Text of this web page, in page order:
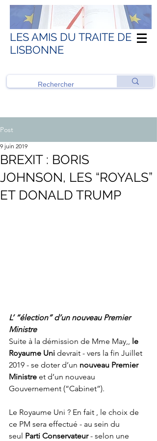
LES AMIS DU TRAITE DE
LISBONNE
Post
BREXIT : BORIS
JOHNSON, LES “ROYALS”
ET DONALD TRUMP
9 juin 2019
L’ “élection” d’un nouveau Premier
Ministre
Suite à la démission de Mme May,, le
Royaume Uni devrait - vers la fin Juillet
2019 - se doter d’un nouveau Premier
Ministre et d’un nouveau
Gouvernement (“Cabinet”).
Le Royaume Uni ? En fait , le choix de
ce PM sera effectué - au sein du
seul Parti Conservateur - selon une